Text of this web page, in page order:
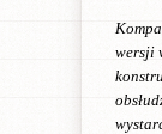
wersji